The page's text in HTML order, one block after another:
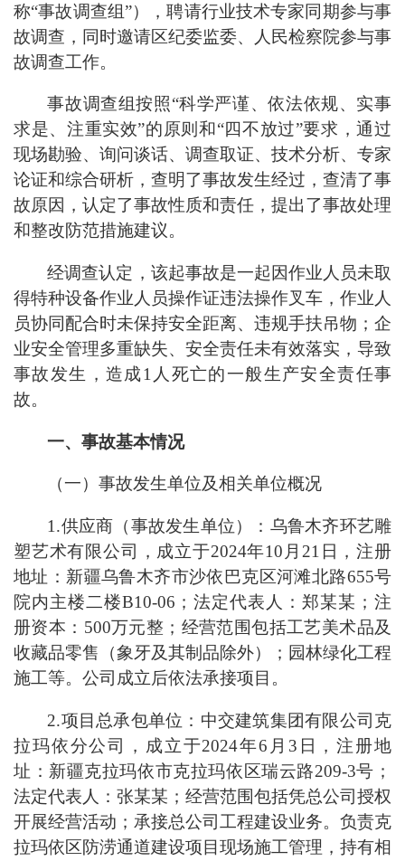
称“事故调查组”），聘请行业技术专家同期参与事
故调查，同时邀请区纪委监委、人民检察院参与事
故调查工作。
事故调查组按照“科学严谨、依法依规、实事
求是、注重实效”的原则和“四不放过”要求，通过
现场勘验、询问谈话、调查取证、技术分析、专家
论证和综合研析，查明了事故发生经过，查清了事
故原因，认定了事故性质和责任，提出了事故处理
和整改防范措施建议。
经调查认定，该起事故是一起因作业人员未取
得特种设备作业人员操作证违法操作叉车，作业人
员协同配合时未保持安全距离、违规手扶吊物；企
业安全管理多重缺失、安全责任未有效落实，导致
事故发生，造成1人死亡的一般生产安全责任事
故。
一、事故基本情况
（一）事故发生单位及相关单位概况
1.供应商（事故发生单位）：乌鲁木齐环艺雕
塑艺术有限公司，成立于2024年10月21日，注册
地址：新疆乌鲁木齐市沙依巴克区河滩北路655号
院内主楼二楼B10-06；法定代表人：郑某某；注
册资本：500万元整；经营范围包括工艺美术品及
收藏品零售（象牙及其制品除外）；园林绿化工程
施工等。公司成立后依法承接项目。
2.项目总承包单位：中交建筑集团有限公司克
拉玛依分公司，成立于2024年6月3日，注册地
址：新疆克拉玛依市克拉玛依区瑞云路209-3号；
法定代表人：张某某；经营范围包括凭总公司授权
开展经营活动；承接总公司工程建设业务。负责克
拉玛依区防涝通道建设项目现场施工管理，持有相